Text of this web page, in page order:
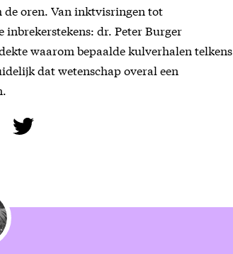
de oren. Van inktvisringen tot
inbrekerstekens: dr. Peter Burger
waarom bepaalde kulverhalen telkens
dat wetenschap overal een